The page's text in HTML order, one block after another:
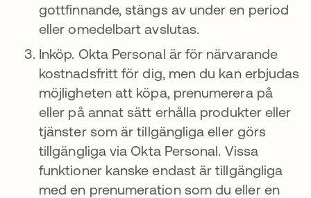
gottfinnande, stängs av under en period
eller omedelbart avslutas.
Inköp. Okta Personal är för närvarande
kostnadsfritt för dig, men du kan erbjudas
möjligheten att köpa, prenumerera på
eller på annat sätt erhålla produkter eller
tjänster som är tillgängliga eller görs
tillgängliga via Okta Personal. Vissa
funktioner kanske endast är tillgängliga
med en prenumeration som du eller en